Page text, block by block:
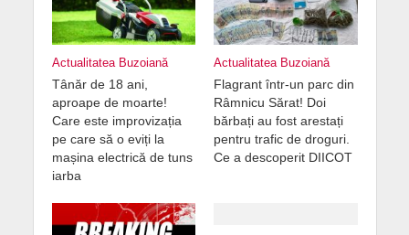
Actualitatea Buzoiană
Tânăr de 18 ani,
aproape de moarte!
Care este improvizația
pe care să o eviți la
mașina electrică de tuns
iarba
Actualitatea Buzoiană
Flagrant într-un parc din
Râmnicu Sărat! Doi
bărbați au fost arestați
pentru trafic de droguri.
Ce a descoperit DIICOT